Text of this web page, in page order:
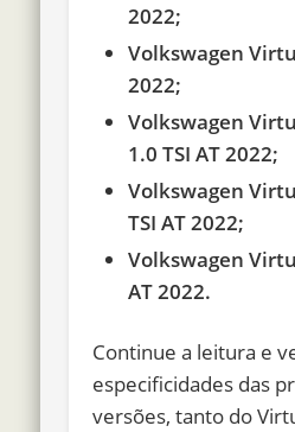
2022;
Volkswagen
2022;
Volkswagen
1.0 TSI AT 2022;
Volkswagen
TSI AT 2022;
Volkswagen
AT 2022.
Continue a leitura e
especificidades das
versões, tanto do